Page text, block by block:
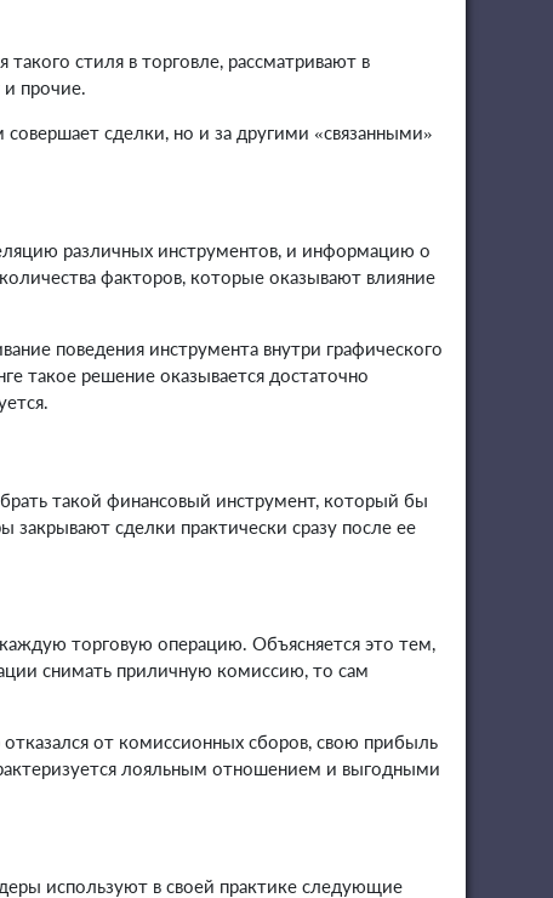
стиля в торговле, рассматривают в
прочие.
сделки, но и за другими «связанными»
различных инструментов, и информацию о
факторов, которые оказывают влияние
поведения инструмента внутри графического
такое решение оказывается достаточно
такой финансовый инструмент, который бы
сделки практически сразу после ее
торговую операцию. Объясняется это тем,
снимать приличную комиссию, то сам
от комиссионных сборов, свою прибыль
лояльным отношением и выгодными
используют в своей практике следующие